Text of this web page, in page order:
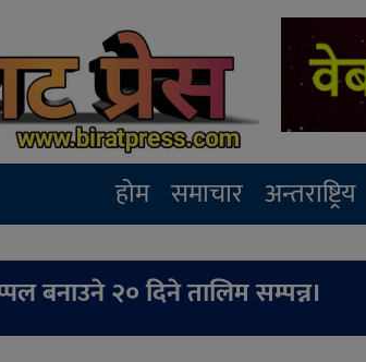
होम समाचार अन्तराष्ट्रिय
बनाउने २० दिने तालिम सम्पन्न।